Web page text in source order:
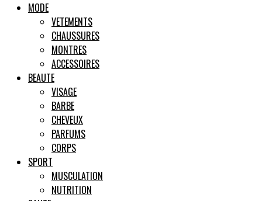
Pas si
MODE
VETEMENTS
CHAUSSURES
MONTRES
ACCESSOIRES
BEAUTE
VISAGE
BARBE
CHEVEUX
PARFUMS
CORPS
SPORT
MUSCULATION
NUTRITION